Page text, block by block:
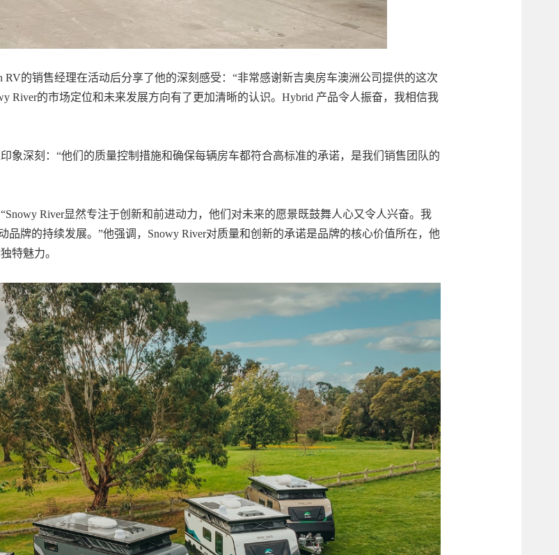
的销售经理在活动后分享了他的深刻感受：“非常感谢新吉奥房车澳洲公司提供的这次
River的市场定位和未来发展方向有了更加清晰的认识。Hybrid 产品令人振奋，我相信我
象深刻：“他们的质量控制措施和确保每辆房车都符合高标准的承诺，是我们销售团队的
River显然专注于创新和前进动力，他们对未来的愿景既鼓舞人心又令人兴奋。我
牌的持续发展。”他强调，Snowy River对质量和创新的承诺是品牌的核心价值所在，他
特魅力。